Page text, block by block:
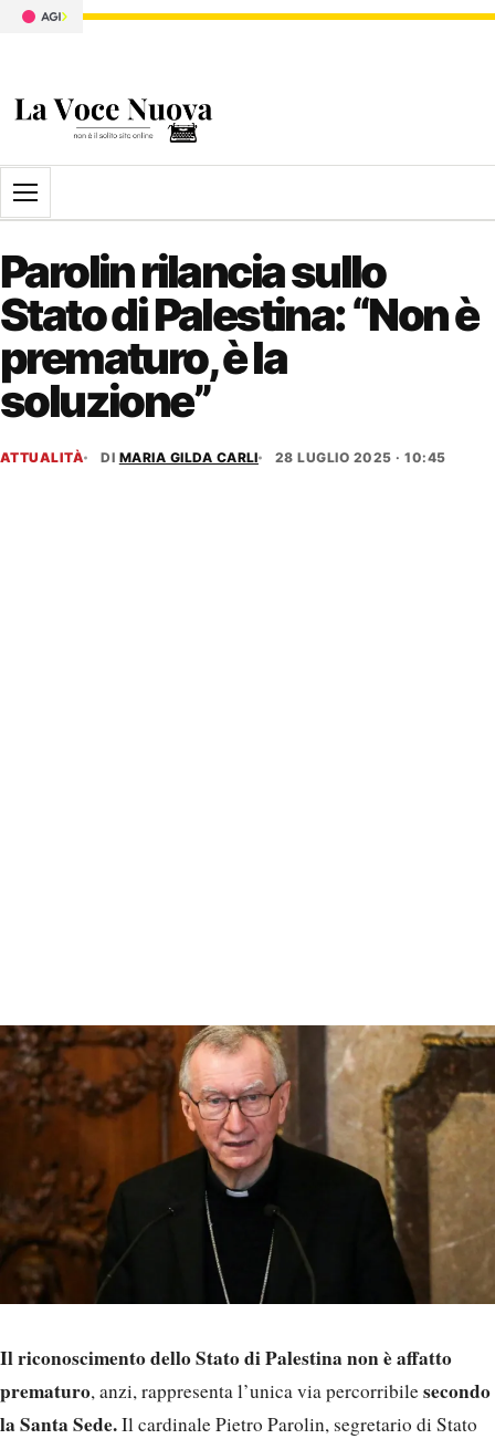
Apri il menu
Parolin rilancia sullo
Stato di Palestina: “Non è
prematuro, è la
soluzione”
ATTUALITÀ DI MARIA GILDA CARLI 28 LUGLIO 2025 · 10:45
Il riconoscimento dello Stato di Palestina non è affatto
prematuro, anzi, rappresenta l’unica via percorribilesecondo
la Santa Sede.Il cardinale Pietro Parolin, segretario di Stato